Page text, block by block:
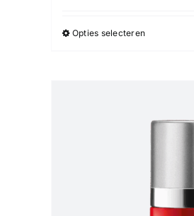
Opties selecterenDit
kan
gekozen
worden